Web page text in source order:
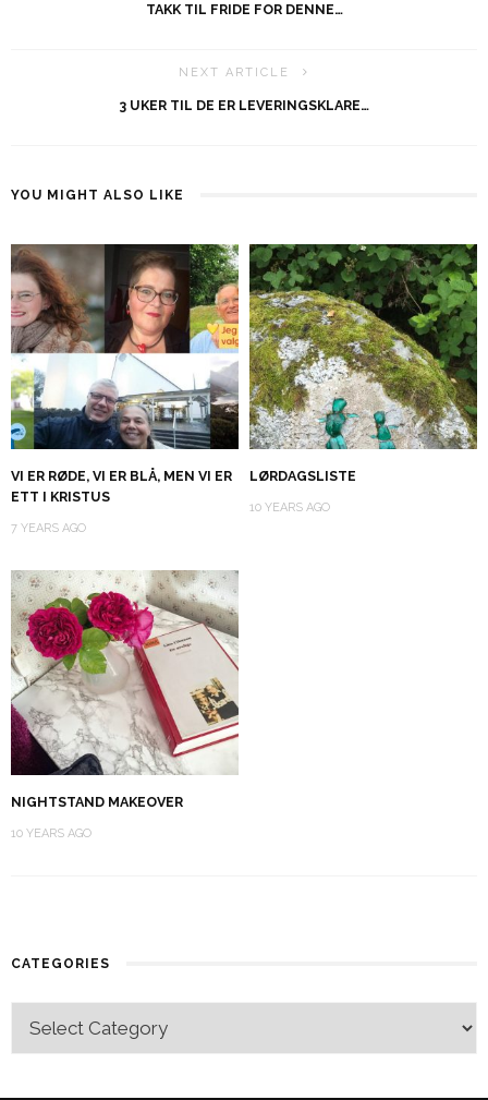
TAKK TIL FRIDE FOR DENNE…
NEXT ARTICLE
3 UKER TIL DE ER LEVERINGSKLARE…
YOU MIGHT ALSO LIKE
VI ER RØDE, VI ER BLÅ, MEN VI ER
ETT I KRISTUS
7 YEARS AGO
LØRDAGSLISTE
10 YEARS AGO
NIGHTSTAND MAKEOVER
10 YEARS AGO
CATEGORIES